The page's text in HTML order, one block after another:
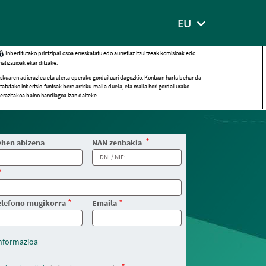
EU
Inbertitutako printzipal osoa erreskatatu edo aurretiaz itzultzeak komisioak edo
ekar ditzake.
adierazlea eta alerta eperako gordailuari dagozkio. Kontuan hartu behar da
inbertsio-funtsak bere arrisku-maila duela, eta maila hori gordailurako
baino handiagoa izan daiteke.
abizena NAN zenbakia
mugikorra Emaila